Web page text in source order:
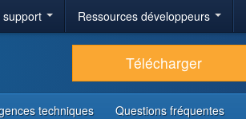
support Ressources développeurs
Télécharger
techniques Questions fréquentes